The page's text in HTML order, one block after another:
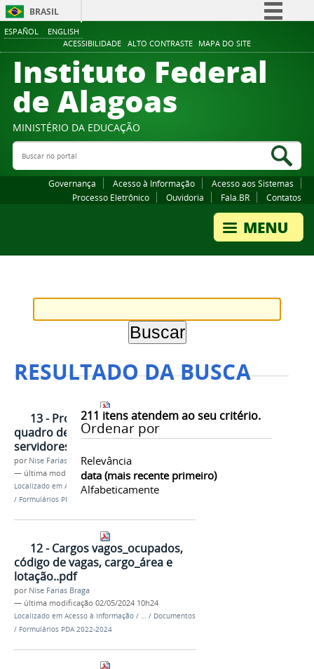
ESPAÑOL ENGLISH
ACESSIBILIDADE ALTO CONTRASTE MAPA DO SITE
BRASIL
Comunica BR
Participe
Canais
Instituto Federal
de Alagoas
MINISTÉRIO DA EDUCAÇÃO
Buscar no portal
Governança Acesso à Informação
Acesso aos Sistemas
Processo Eletrônico
Ouvidoria Fala.BR Contatos
RESULTADO DA BUSCA
211 itens atendem ao seu critério.
Ordenar por
Relevância
data (mais recente primeiro)
Alfabeticamente
13 - Professor equivalente e
quadro de referência dos
servidores técnicos QRTAE..pdf
por Nise Farias Braga
— última modificação02/05/2024 10h24
Localizado em Acesso à Informação /…/Documentos
/ Formulários PDA 2022-2024
12 - Cargos vagos_ocupados,
código de vagas, cargo_área e
lotação..pdf
por Nise Farias Braga
— última modificação 02/05/2024 10h24
Localizado em Acesso à Informação / … / Documentos
/ Formulários PDA 2022-2024